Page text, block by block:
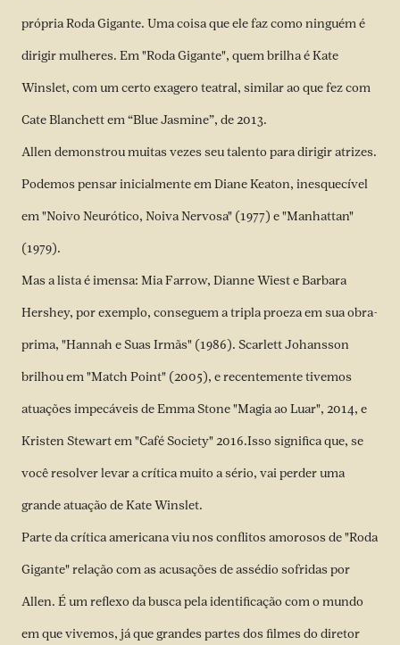
própria Roda Gigante. Uma coisa que ele faz como ninguém é
dirigir mulheres. Em "Roda Gigante", quem brilha é Kate
Winslet, com um certo exagero teatral, similar ao que fez com
Cate Blanchett em “Blue Jasmine”, de 2013.
Allen demonstrou muitas vezes seu talento para dirigir atrizes.
Podemos pensar inicialmente em Diane Keaton, inesquecível
em "Noivo Neurótico, Noiva Nervosa" (1977) e "Manhattan"
(1979).
Mas a lista é imensa: Mia Farrow, Dianne Wiest e Barbara
Hershey, por exemplo, conseguem a tripla proeza em sua obra-
prima, "Hannah e Suas Irmãs" (1986). Scarlett Johansson
brilhou em "Match Point" (2005), e recentemente tivemos
atuações impecáveis de Emma Stone "Magia ao Luar", 2014, e
Kristen Stewart em "Café Society" 2016.Isso significa que, se
você resolver levar a crítica muito a sério, vai perder uma
grande atuação de Kate Winslet.
Parte da crítica americana viu nos conflitos amorosos de "Roda
Gigante" relação com as acusações de assédio sofridas por
Allen. É um reflexo da busca pela identificação com o mundo
em que vivemos, já que grandes partes dos filmes do diretor